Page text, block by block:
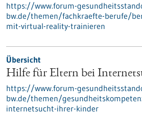
https://www.forum-
bw.de/themen/fachkraefte-berufe/
mit-virtual-reality-trainieren
Übersicht
Hilfe für Eltern bei
https://www.forum-
bw.de/themen/
internetsucht-ihrer-kinder